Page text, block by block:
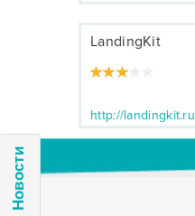
Новости
LandingKit
http://landingkit.ru